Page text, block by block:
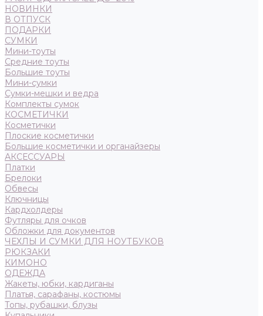
НОВИНКИ
В ОТПУСК
ПОДАРКИ
СУМКИ
Мини-тоуты
Средние тоуты
Большие тоуты
Мини-сумки
Сумки-мешки и ведра
Комплекты сумок
КОСМЕТИЧКИ
Косметички
Плоские косметички
Большие косметички и органайзеры
АКСЕССУАРЫ
Платки
Брелоки
Обвесы
Ключницы
Кардхолдеры
Футляры для очков
Обложки для документов
ЧЕХЛЫ И СУМКИ ДЛЯ НОУТБУКОВ
РЮКЗАКИ
КИМОНО
ОДЕЖДА
Жакеты, юбки, кардиганы
Платья, сарафаны, костюмы
Топы, рубашки, блузы